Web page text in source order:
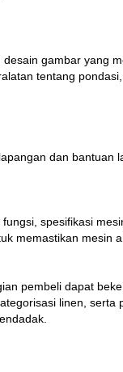
gambar yang
tentang
dan bantuan
spesifikasi
memastikan mesin
pembeli dapat
linen, serta